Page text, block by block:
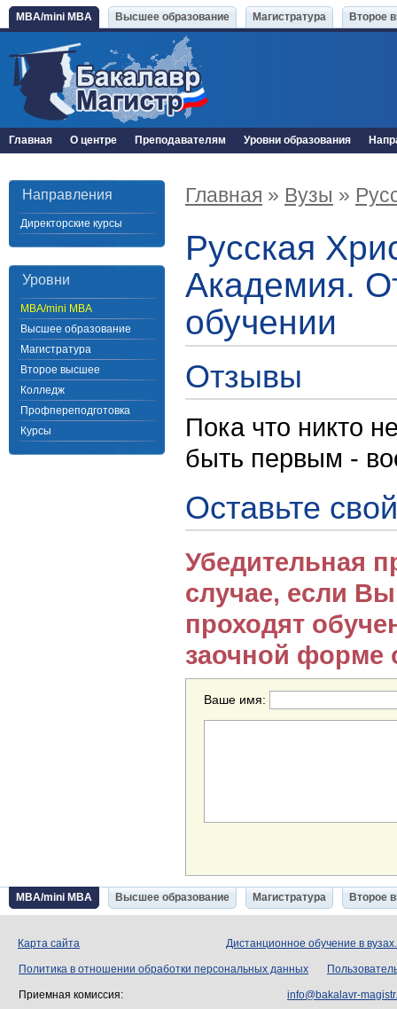
MBA/mini MBA Высшее образование Магистратура Второе
Главная О центре Преподавателям Уровни образования
Направления
Директорские курсы
Уровни
MBA/mini MBA
Высшее образование
Магистратура
Второе высшее
Колледж
Профпереподготовка
Курсы
Главная » Вузы »
Русская
Академия.
обучении
Отзывы
Пока что никто
быть первым -
Оставьте
Убедительная
случае, если
проходят
заочной форме
Ваше имя:
MBA/mini MBA Высшее образование Магистратура Второе
Карта сайта Дистанционное обучение в
Политика в отношении обработки персональных данных
Приемная комиссия:
info@bakalavr-